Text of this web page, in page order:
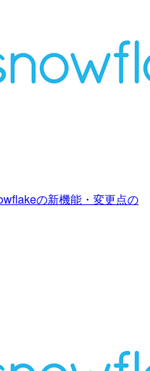
の新機能・変更点の